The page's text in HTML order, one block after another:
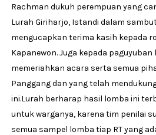
Rachman dukuh perempuan yang
Lurah Giriharjo, Istandi dalam
mengucapkan terima kasih kepada
Kapanewon. Juga kepada
memeriahkan acara serta semua
Panggang dan yang telah
ini.Lurah berharap hasil lomba ini
untuk warganya, karena tim penilai
semua sampel lomba tiap RT yang